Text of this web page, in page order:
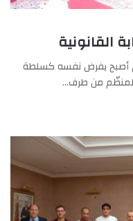
القانونية
أصبح يفرض نفسه كسلطة
من طرف…